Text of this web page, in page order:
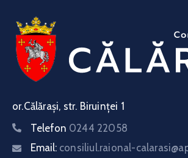
or.Călărași, str. Biruinței 1
Telefon 0244 22058
Email: consiliul.raional-